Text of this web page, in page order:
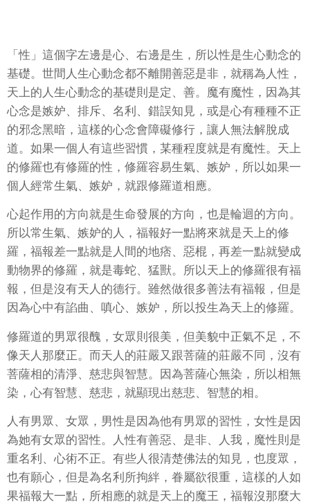
「性」這個字左邊是心、右邊是生，所以性是生心動念的
基礎。世間人生心動念都不離開善惡是非，就稱為人性，
天上的人生心動念的基礎則是定、善。魔有魔性，因為其
心念是嫉妒、排斥、名利、錯誤知見，或是心有種種不正
的邪念黑暗，這樣的心念會障礙修行，讓人無法解脫成
道。如果一個人有這些習慣，某種程度就是有魔性。天上
的修羅也有修羅的性，修羅容易生氣、嫉妒，所以如果一
個人經常生氣、嫉妒，就跟修羅道相應。
心起作用的方向就是生命發展的方向，也是輪迴的方向。
所以常生氣、嫉妒的人，福報好一點將來就是天上的修
羅，福報差一點就是人間的地痞、惡棍，再差一點就變成
動物界的修羅，就是毒蛇、猛獸。所以天上的修羅很有福
報，但是沒有天人的德行。雖然做很多善法有福報，但是
因為心中有諂曲、嗔心、嫉妒，所以投生為天上的修羅。
修羅道的男眾很醜，女眾則很美，但美貌中正氣不足，不
像天人那麼正。而天人的莊嚴又跟菩薩的莊嚴不同，沒有
菩薩相的清淨、慈悲與智慧。因為菩薩心無染，所以相無
染，心有智慧、慈悲，就顯現出慈悲、智慧的相。
人有男眾、女眾，男性是因為他有男眾的習性，女性是因
為她有女眾的習性。人性有善惡、是非、人我，魔性則是
重名利、心術不正。有些人很清楚佛法的知見，也度眾，
也有願心，但是為名利所拘絆，眷屬欲很重，這樣的人如
果福報大一點，所相應的就是天上的魔王，福報沒那麼大